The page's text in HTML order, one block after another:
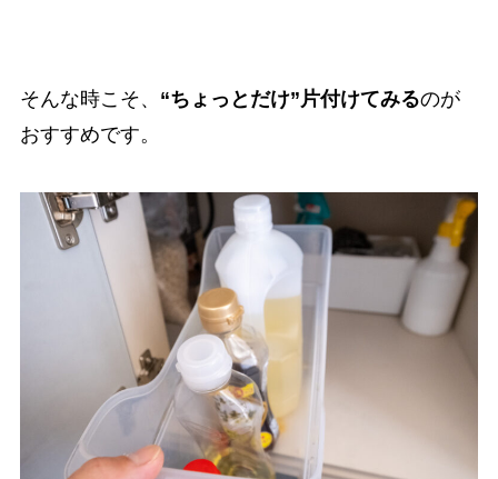
そんな時こそ、 “ちょっとだけ”片付けてみるのが
おすすめです。